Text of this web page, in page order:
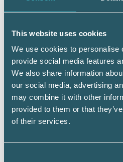
This website uses cookies
We use cookies to personalise
provide social media features
We also share information
our social media, advertising
may combine it with other
provided to them or that
of their services.
Ekonomiska
Den nya lagen träffar
föreningar,
bostadsföreningar,
hyresrättsföreningar,
sambruksföreningar,